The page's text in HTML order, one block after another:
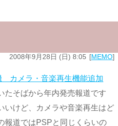
2008年9月28日 (日) 8:05 MEMO
カメラ・音楽再生機能追加
たそばから年内発売報道です
いけど、カメラや音楽再生はど
報道ではPSPと同じくらいの